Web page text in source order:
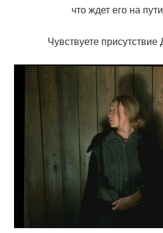
что ждет его на
Чувствуете присутствие